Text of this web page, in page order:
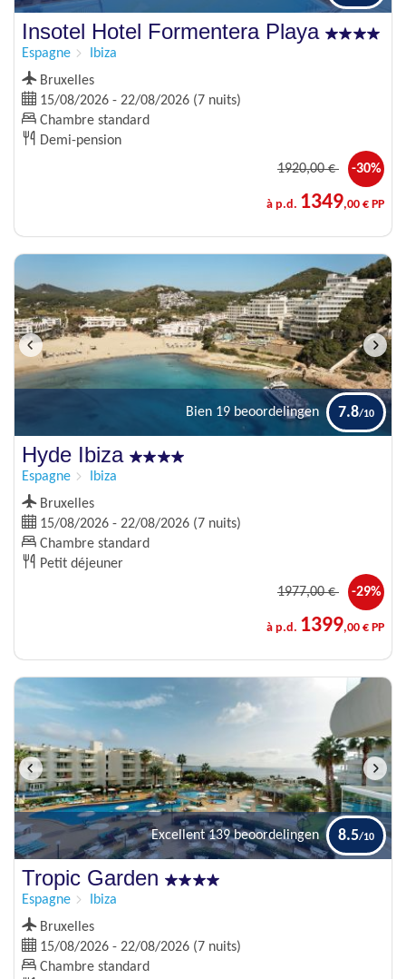
Insotel Hotel Formentera Playa
Espagne
Ibiza
Bruxelles
15/08/2026 - 22/08/2026 (7 nuits)
Chambre standard
Demi-pension
1920,00 € -30%
à p.d. 1349,00 € PP
Bien 19 beoordelingen 7.8
Hyde Ibiza
Espagne
Ibiza
Bruxelles
15/08/2026 - 22/08/2026 (7 nuits)
Chambre standard
Petit déjeuner
1977,00 € -29%
à p.d. 1399,00 € PP
Excellent 139 beoordelingen 8.5
Tropic Garden
Espagne
Ibiza
Bruxelles
15/08/2026 - 22/08/2026 (7 nuits)
Chambre standard